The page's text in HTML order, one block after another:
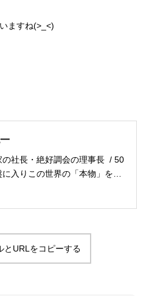
ますね(>_<)
の社長・絶好調会の理事長 / 50
入りこの世界の「本物」を追
ら「感謝が人生を変える」こと
生き方を目指している。好きな
とURLをコピーする